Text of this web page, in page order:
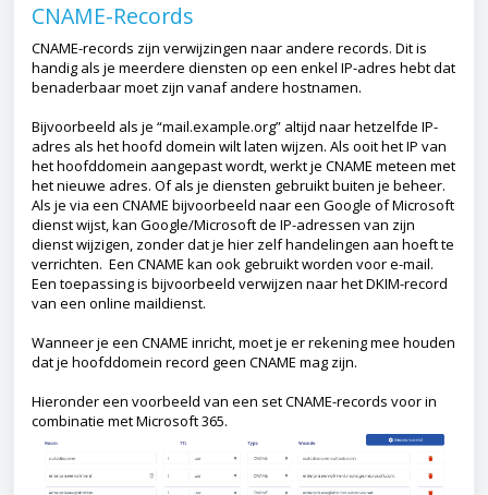
CNAME-Records
CNAME-records zijn verwijzingen naar andere records. Dit is
handig als je meerdere diensten op een enkel IP-adres hebt dat
benaderbaar moet zijn vanaf andere hostnamen.
Bijvoorbeeld als je “mail.example.org” altijd naar hetzelfde IP-
adres als het hoofd domein wilt laten wijzen. Als ooit het IP van
het hoofddomein aangepast wordt, werkt je CNAME meteen met
het nieuwe adres. Of als je diensten gebruikt buiten je beheer.
Als je via een CNAME bijvoorbeeld naar een Google of Microsoft
dienst wijst, kan Google/Microsoft de IP-adressen van zijn
dienst wijzigen, zonder dat je hier zelf handelingen aan hoeft te
verrichten. Een CNAME kan ook gebruikt worden voor e-mail.
Een toepassing is bijvoorbeeld verwijzen naar het DKIM-record
van een online maildienst.
Wanneer je een CNAME inricht, moet je er rekening mee houden
dat je hoofddomein record geen CNAME mag zijn.
Hieronder een voorbeeld van een set CNAME-records voor in
combinatie met Microsoft 365.